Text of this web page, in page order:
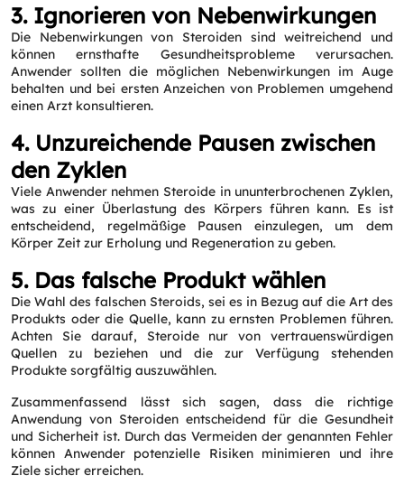
3. Ignorieren von Nebenwirkungen
Die Nebenwirkungen von Steroiden sind weitreichend und
können ernsthafte Gesundheitsprobleme verursachen.
Anwender sollten die möglichen Nebenwirkungen im Auge
behalten und bei ersten Anzeichen von Problemen umgehend
einen Arzt konsultieren.
4. Unzureichende Pausen zwischen
den Zyklen
Viele Anwender nehmen Steroide in ununterbrochenen Zyklen,
was zu einer Überlastung des Körpers führen kann. Es ist
entscheidend, regelmäßige Pausen einzulegen, um dem
Körper Zeit zur Erholung und Regeneration zu geben.
5. Das falsche Produkt wählen
Die Wahl des falschen Steroids, sei es in Bezug auf die Art des
Produkts oder die Quelle, kann zu ernsten Problemen führen.
Achten Sie darauf, Steroide nur von vertrauenswürdigen
Quellen zu beziehen und die zur Verfügung stehenden
Produkte sorgfältig auszuwählen.
Zusammenfassend lässt sich sagen, dass die richtige
Anwendung von Steroiden entscheidend für die Gesundheit
und Sicherheit ist. Durch das Vermeiden der genannten Fehler
können Anwender potenzielle Risiken minimieren und ihre
Ziele sicher erreichen.